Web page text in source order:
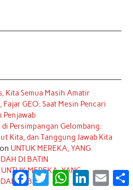
Kita Semua Masih Amatir
Fajar GEO: Saat Mesin Pencari
Penjawab
di Persimpangan Gelombang:
Kita, dan Tanggung Jawab Kita
on UNTUK MEREKA, YANG
DI BATIN
UNTUK MEREKA, YANG
DI BATIN
Facebook
TwitterWhatsApp
LinkedInEmail